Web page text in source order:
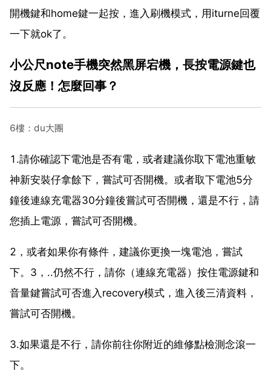
開機鍵和home鍵一起按，進入刷機模式，用iturne回覆
一下就ok了。
小公尺note手機突然黑屏宕機，長按電源鍵也
沒反應！怎麼回事？
6樓：du大團
1.請你確認下電池是否有電，或者建議你取下電池重敏
神新安裝仔拿餘下，嘗試可否開機。或者取下電池5分
鐘後連線充電器30分鐘後嘗試可否開機，還是不行，請
您插上電源，嘗試可否開機。
2，或者如果你有條件，建議你更換一塊電池，嘗試
下。3，..仍然不行，請你（連線充電器）按住電源鍵和
音量鍵嘗試可否進入recovery模式，進入後三清資料，
嘗試可否開機。
3.如果還是不行，請你前往你附近的維修點檢測念滾一
下。